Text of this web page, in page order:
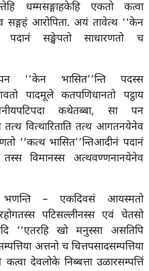
धम्मसङ्गाहकेहि एकतो कत्वा
सङ्गहं आरोपिता. अयं तावेत्थ ‘‘केन
पदानं सङ्खेपतो साधारणतो च
पन ‘‘केन भासित’’न्ति पदस्स
पादमूले कतपणिधानतो पट्ठाय
कथेतब्बा, सा पन
वित्थारिताति तत्थ आगतनयेनेव
‘‘कत्थ भासित’’न्तिआदीनं पदानं
विमानस्स अत्थवण्णनानयेनेव
– एकदिवसं आयस्मतो
रहोगतस्स पटिसल्लीनस्स एवं चेतसो
‘‘एतरहि खो मनुस्सा असतिपि
अत्तनो च चित्तपसादसम्पत्तिया
कत्वा देवलोके निब्बत्ता उळारसम्पत्तिं